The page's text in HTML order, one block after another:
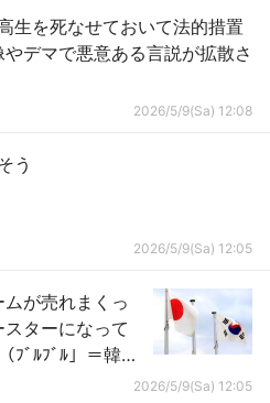
生を死なせておいて法的措置
デマで悪意ある言説が拡散さ
2026/5/9(Sa) 12:08
う
2026/5/9(Sa) 12:05
が売れまくっ
ターになって
ﾞﾙﾌﾞﾙ」＝韓国
2026/5/9(Sa) 12:05